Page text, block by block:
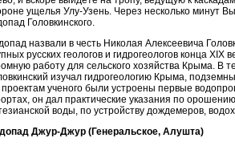
ущелья Улу-Узень. Через несколько минут
Головкинского.
назвали в честь Николая Алексеевича
русских геологов и гидрогеологов конца XIX
работу для сельского хозяйства Крыма. В
изучал гидрогеологию Крыма,
ученого были устроены первые
он дал практические указания по
воды, по устройству дождемеров,
Джур-Джур (Генеральское, Алушта)